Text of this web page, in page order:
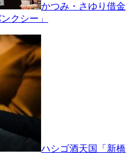
かつみ・さゆり借金
クシー」
ハシゴ酒天国「新橋